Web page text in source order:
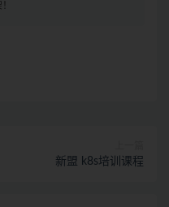
新盟 k8s培训课程